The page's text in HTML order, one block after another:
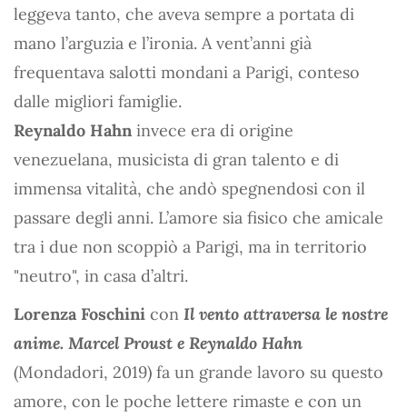
leggeva tanto, che aveva sempre a portata di
mano l’arguzia e l’ironia. A vent’anni già
frequentava salotti mondani a Parigi, conteso
dalle migliori famiglie.
Reynaldo Hahn invece era di origine
venezuelana, musicista di gran talento e di
immensa vitalità, che andò spegnendosi con il
passare degli anni. L’amore sia fisico che amicale
tra i due non scoppiò a Parigi, ma in territorio
"neutro", in casa d’altri.
Lorenza Foschini con Il vento attraversa le nostre
anime. Marcel Proust e Reynaldo Hahn
(Mondadori, 2019) fa un grande lavoro su questo
amore, con le poche lettere rimaste e con un